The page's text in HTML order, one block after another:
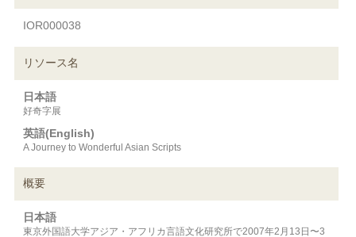
IOR000038
リソース名
日本語
好奇字展
英語(English)
A Journey to Wonderful Asian Scripts
概要
日本語
東京外国語大学アジア・アフリカ言語文化研究所で2007年2月13日〜3